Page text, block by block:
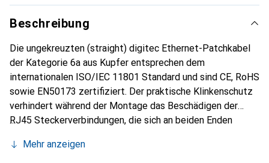
Beschreibung
Die ungekreuzten (straight) digitec Ethernet-Patchkabel
der Kategorie 6a aus Kupfer entsprechen dem
internationalen ISO/IEC 11801 Standard und sind CE, RoHS
sowie EN50173 zertifiziert. Der praktische Klinkenschutz
verhindert während der Montage das Beschädigen der
RJ45 Steckerverbindungen, die sich an beiden Enden
beim Verbinden von Switches, Routern, Servern und
Mehr anzeigen